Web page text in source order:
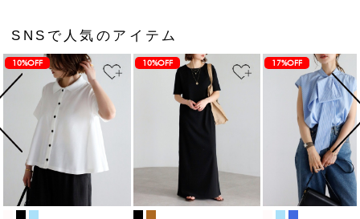
SNSで人気のアイテム
10%OFF 10%OFF 17%OFF